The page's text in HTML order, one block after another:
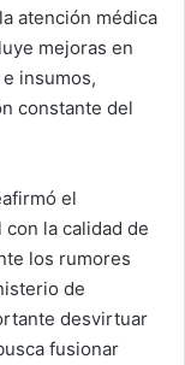
atención médica
mejoras en
insumos,
constante del
el
la calidad de
los rumores
de
desvirtuar
fusionar